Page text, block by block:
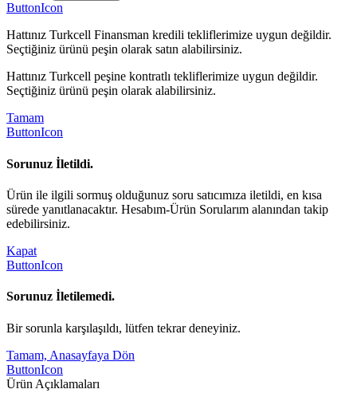
ButtonIcon
Hattınız Turkcell Finansman kredili tekliflerimize uygun değildir.
Seçtiğiniz ürünü peşin olarak satın alabilirsiniz.
Hattınız Turkcell peşine kontratlı tekliflerimize uygun değildir.
Seçtiğiniz ürünü peşin olarak alabilirsiniz.
Tamam
ButtonIcon
Sorunuz İletildi.
Ürün ile ilgili sormuş olduğunuz soru satıcımıza iletildi, en kısa
sürede yanıtlanacaktır. Hesabım-Ürün Sorularım alanından takip
edebilirsiniz.
Kapat
ButtonIcon
Sorunuz İletilemedi.
Bir sorunla karşılaşıldı, lütfen tekrar deneyiniz.
Tamam, Anasayfaya Dön
ButtonIcon
Ürün Açıklamaları